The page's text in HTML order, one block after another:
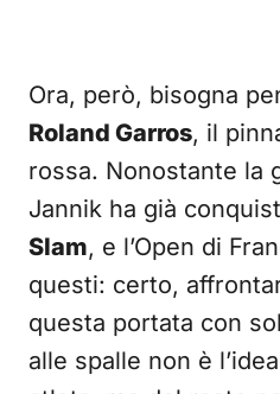
Ora, però, bisogna
Roland Garros, il
rossa. Nonostante la
Jannik ha già
Slam, e l’Open di
questi: certo,
questa portata con
alle spalle non è